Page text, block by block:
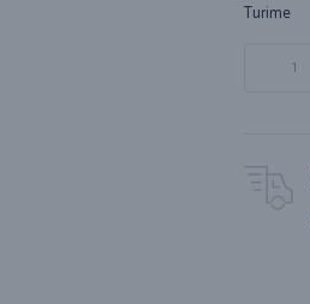
Turime